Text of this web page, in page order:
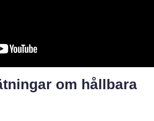
om hållbara